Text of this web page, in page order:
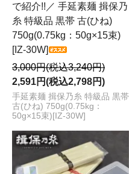
で紹介!!／ 手延素麺 揖保乃
糸 特級品 黒帯 古(ひね)
750g(0.75kg：50g×15束)
[IZ-30W]
3,000円(税込3,240円)
2,591円(税込2,798円)
手延素麺 揖保乃糸 特級品 黒帯
古(ひね) 750g(0.75kg：
50g×15束)[IZ-30W]